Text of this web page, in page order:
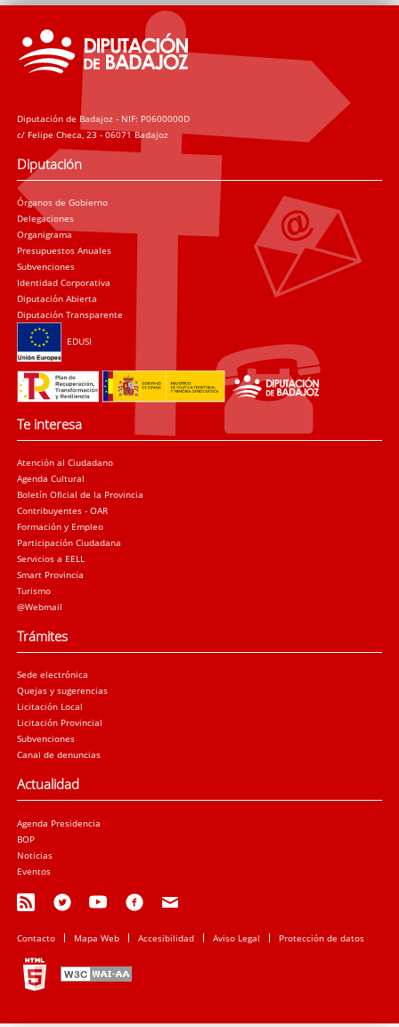
Diputación de Badajoz - NIF: P0600000D
c/ Felipe Checa, 23 - 06071 Badajoz
Diputación
Órganos de Gobierno
Delegaciones
Organigrama
Presupuestos Anuales
Subvenciones
Identidad Corporativa
Diputación Abierta
Diputación Transparente
EDUSI
Te interesa
Atención al Ciudadano
Agenda Cultural
Boletín Oficial de la Provincia
Contribuyentes - OAR
Formación y Empleo
Participación Ciudadana
Servicios a EELL
Smart Provincia
Turismo
@Webmail
Trámites
Sede electrónica
Quejas y sugerencias
Licitación Local
Licitación Provincial
Subvenciones
Canal de denuncias
Actualidad
Agenda Presidencia
BOP
Noticias
Eventos
Contacto Mapa Web Accesibilidad Aviso Legal Protección de datos